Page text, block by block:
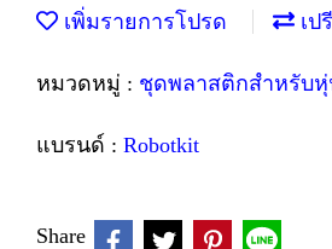
เพิ่มรายการโปรด เป
หมวดหมู่ : ชุดพลาสติกสำหรับ
แบรนด์ : Robotkit
Share